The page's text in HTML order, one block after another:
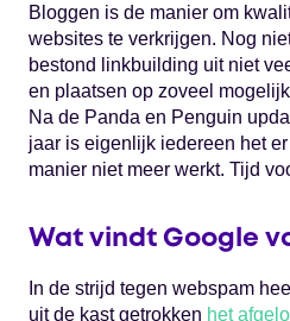
Bloggen is de manier om
websites te verkrijgen. Nog
bestond linkbuilding uit niet
en plaatsen op zoveel
Na de Panda en Penguin
jaar is eigenlijk iedereen het
manier niet meer werkt. Tijd
Wat vindt Google
In de strijd tegen webspam
uit de kast getrokken het